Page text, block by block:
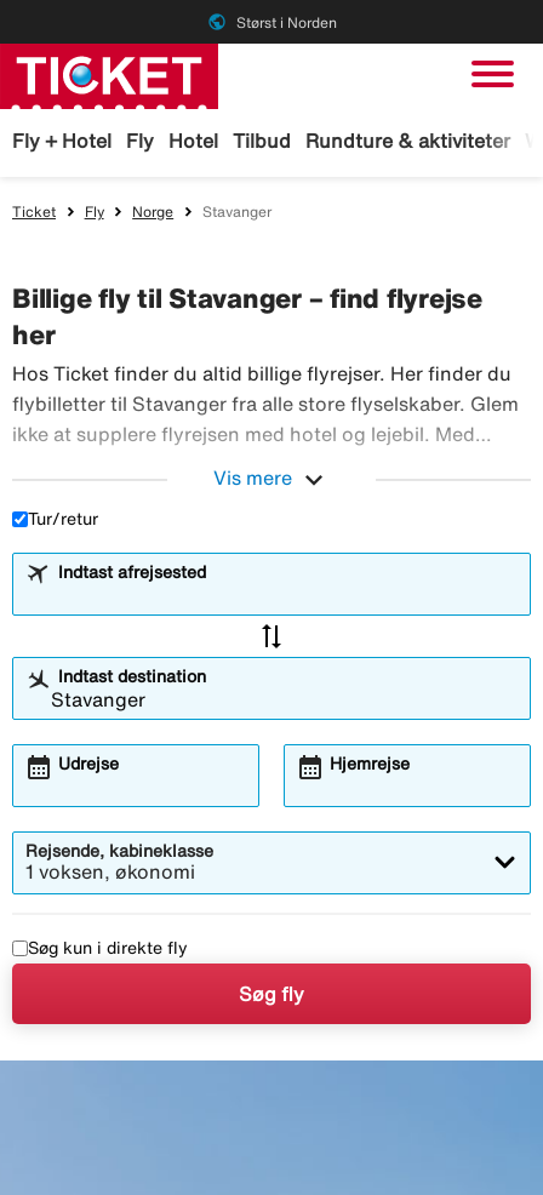
public Størst i Norden
Fly + Hotel Fly Hotel Tilbud Rundture & aktiviteter
Ticket Fly Norge Stavanger
Billige fly til Stavanger – find flyrejse
her
Hos Ticket finder du altid billige flyrejser. Her finder du
flybilletter til Stavanger fra alle store flyselskaber. Glem
ikke at supplere flyrejsen med hotel og lejebil. Med
Vis mere expand_more
Tur/retur
Indtast afrejsested
sync_alt
Indtast destination
Udrejse
calendar_month Hjemrejse
calendar_month
Rejsende, kabineklasse
1 voksen, økonomi
Søg kun i direkte fly
Søg fly